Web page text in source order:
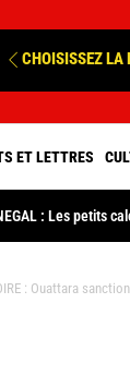
CHOISISSEZ LA
ET LETTRES
: Les petits
: Ouattara